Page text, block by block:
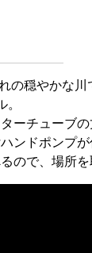
の穏やかな
ーチューブの
ンドポンプが
ので、場所を